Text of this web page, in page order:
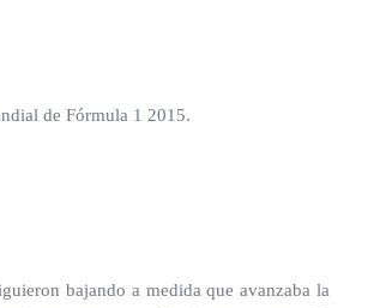
de Fórmula 1 2015.
bajando a medida que avanzaba la